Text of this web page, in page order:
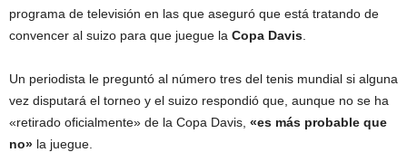
programa de televisión en las que aseguró que está tratando de
convencer al suizo para que juegue la Copa Davis
Un periodista le preguntó al número tres del tenis mundial si alguna
vez disputará el torneo y el suizo respondió que, aunque no se ha
«retirado oficialmente» de la Copa Davis, «es más probable que
no» la juegue.